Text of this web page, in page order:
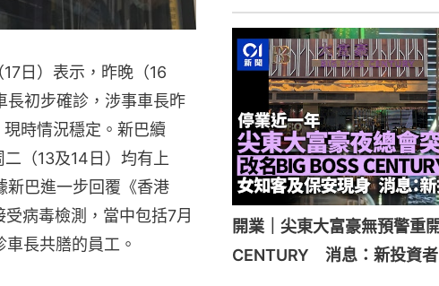
日）表示，昨晚（16
長初步確診，涉事車長昨
時情況穩定。新巴續
（13及14日）均有上
新巴進一步回覆《香港
病毒檢測，當中包括7月
長共膳的員工。
開業｜尖東大富豪無預警重
CENTURY 消息：新投資者